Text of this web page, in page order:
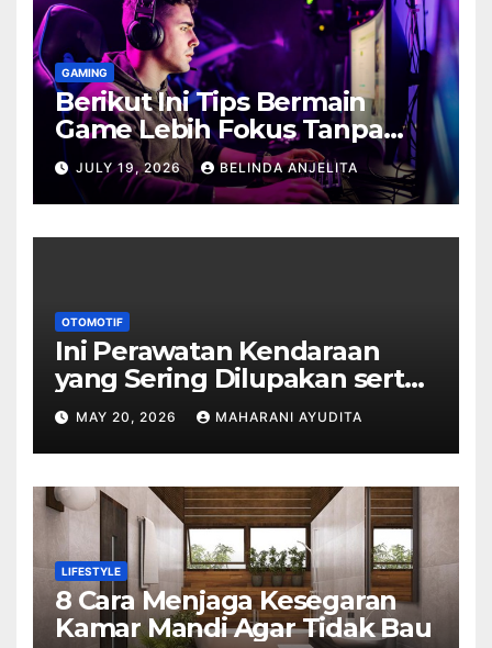
GAMING
Berikut Ini Tips Bermain
Game Lebih Fokus Tanpa
Cepat Buyar
JULY 19, 2026 BELINDA ANJELITA
OTOMOTIF
Ini Perawatan Kendaraan
yang Sering Dilupakan serta
Dampaknya
MAY 20, 2026 MAHARANI AYUDITA
LIFESTYLE
8 Cara Menjaga Kesegaran
Kamar Mandi Agar Tidak Bau